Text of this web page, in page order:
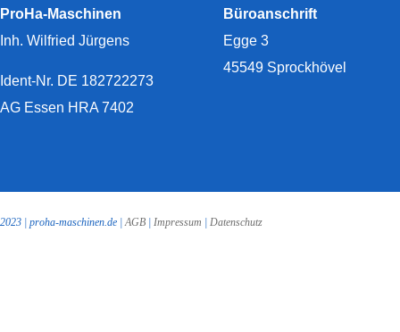
ProHa-Maschinen
Inh. Wilfried Jürgens
Ident-Nr. DE 182722273
AG Essen HRA 7402
Büroanschrift
Egge 3
45549 Sprockhövel
2023 | proha-maschinen.de |AGB Impressum Datenschutz